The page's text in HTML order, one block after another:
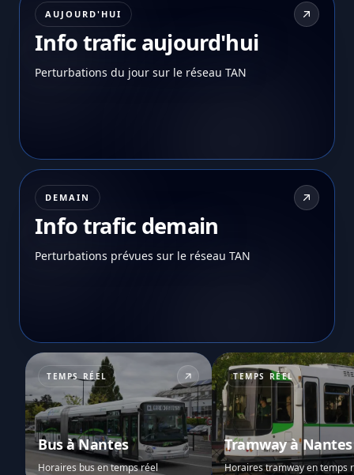
AUJOURD'HUI
Info trafic aujourd'hui
Perturbations du jour sur le réseau TAN
DEMAIN
Info trafic demain
Perturbations prévues sur le réseau TAN
TEMPS RÉEL
Bus à Nantes
Horaires bus en temps réel
TEMPS RÉEL
Tramway à Nantes
Horaires tramway en temps